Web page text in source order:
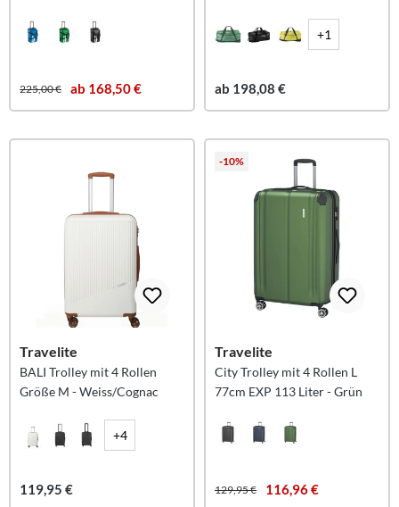
225,00 € ab 168,50 €
+1
ab 198,08 €
Travelite
BALI Trolley mit 4 Rollen
Größe M - Weiss/Cognac
+4
119,95 €
-10%
Travelite
City Trolley mit 4 Rollen L
77cm EXP 113 Liter - Grün
129,95 € 116,96 €